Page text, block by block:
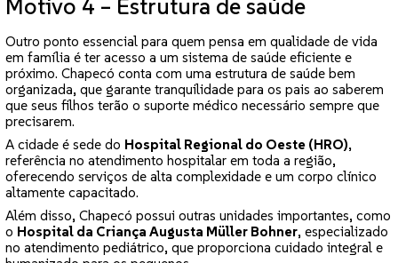
Motivo 4 – Estrutura de saúde
Outro ponto essencial para quem pensa em qualidade de vida
em família é ter acesso a um sistema de saúde eficiente e
próximo. Chapecó conta com uma estrutura de saúde bem
organizada, que garante tranquilidade para os pais ao saberem
que seus filhos terão o suporte médico necessário sempre que
precisarem.
A cidade é sede do Hospital Regional do Oeste (HRO),
referência no atendimento hospitalar em toda a região,
oferecendo serviços de alta complexidade e um corpo clínico
altamente capacitado.
Além disso, Chapecó possui outras unidades importantes, como
o Hospital da Criança Augusta Müller Bohner, especializado
no atendimento pediátrico, que proporciona cuidado integral e